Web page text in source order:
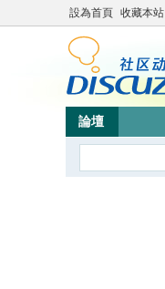
設為首頁 收藏本站
論壇